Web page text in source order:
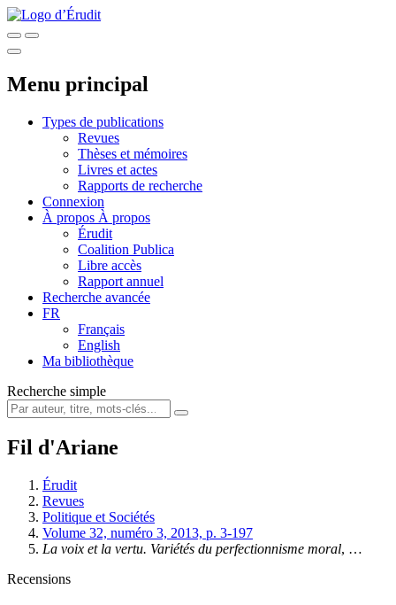
Menu principal
Types de publications
Revues
Thèses et mémoires
Livres et actes
Rapports de recherche
Connexion
À propos À propos
Érudit
Coalition Publica
Libre accès
Rapport annuel
Recherche avancée
FR
Français
English
Ma bibliothèque
Recherche simple
Fil d'Ariane
Érudit
Revues
Politique et Sociétés
Volume 32, numéro 3, 2013, p. 3-197
La voix et la vertu. Variétés du perfectionnisme moral, …
Recensions